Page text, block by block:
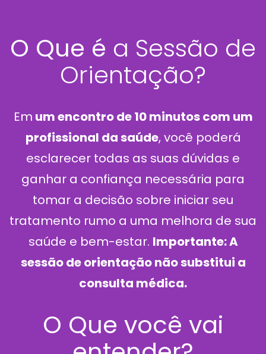
O Que é a Sessão de
Orientação?
Em um encontro de 10 minutos com um
profissional da saúde, você poderá
esclarecer todas as suas dúvidas e
ganhar a confiança necessária para
tomar a decisão sobre iniciar seu
tratamento rumo a uma melhora de sua
saúde e bem-estar. Importante: A
sessão de orientação não substitui a
consulta médica.
O Que você vai